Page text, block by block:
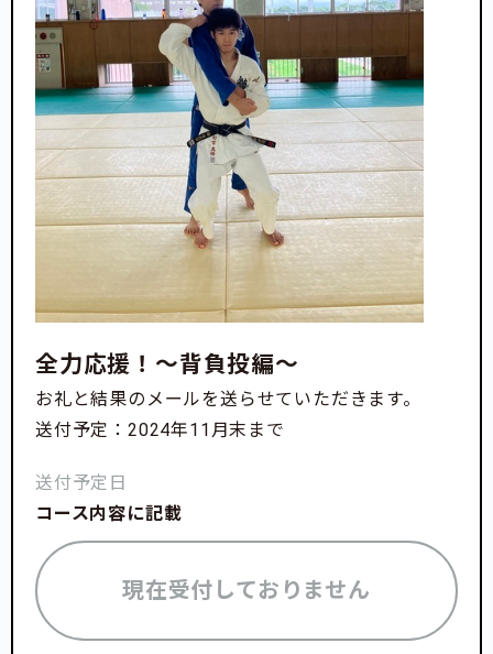
全力応援！〜背負投編〜
お礼と結果のメールを送らせていただきます。
送付予定：2024年11月末まで
送付予定日
コース内容に記載
現在受付しておりません